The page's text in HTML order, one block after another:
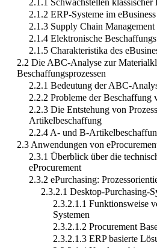
2.1.2 ERP-Systeme im eBusiness
2.1.3 Supply Chain Management
2.1.4 Elektronische
2.1.5 Charakteristika des
2.2 Die ABC-Analyse zur
Beschaffungsprozessen
2.2.1 Bedeutung der ABC-
2.2.2 Probleme der
2.2.3 Die Entstehung von
Artikelbeschaffung
2.2.4 A- und B-
2.3 Anwendungen von
2.3.1 Überblick über die
eProcurement
2.3.2 ePurchasing:
2.3.2.1 Desktop-Purchasing-
2.3.2.1.1 Funktionsweise
Systemen
2.3.2.1.2 Procurement
2.3.2.1.3 ERP basierte